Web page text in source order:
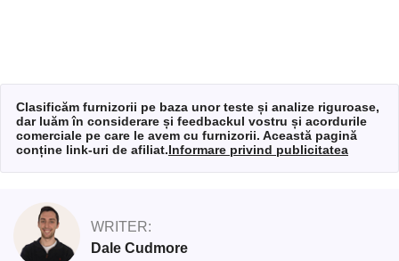
Clasificăm furnizorii pe baza unor teste și analize riguroase,
dar luăm în considerare și feedbackul vostru și acordurile
comerciale pe care le avem cu furnizorii. Această pagină
conține link-uri de afiliat.Informare privind publicitatea
WRITER:
Dale Cudmore